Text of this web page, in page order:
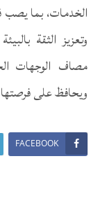
الخدمات، بما يصب
وتعزيز الثقة
مصاف الوجهات
ويحافظ على فرصتها
FACEBOOK